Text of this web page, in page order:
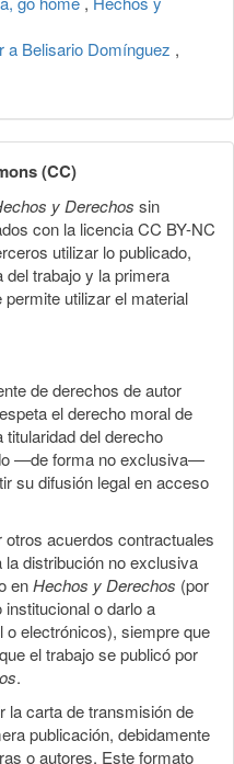
a Belisario Domínguez ,
(CC)
y Derechos sin
con la licencia CC BY-NC
utilizar lo publicado,
trabajo y la primera
utilizar el material
de derechos de autor
el derecho moral de
del derecho
—de forma no exclusiva—
su difusión legal en acceso
acuerdos contractuales
la distribución no exclusiva
enHechos y Derechos (por
o darlo a
electrónicos), siempre que
el trabajo se publicó por
.
la carta de transmisión de
publicación, debidamente
o autores. Este formato